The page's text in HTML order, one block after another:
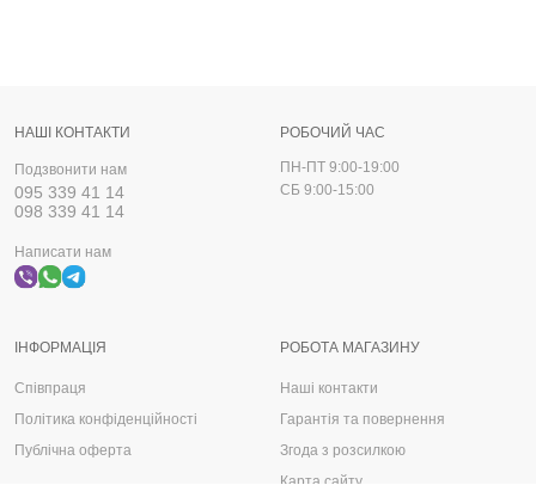
НАШІ КОНТАКТИ
Подзвонити нам
095 339 41 14
098 339 41 14
Написати нам
РОБОТА МАГАЗИНУ
Наші контакти
Гарантія та повернення
Згода з розсилкою
Карта сайту
ІНФОРМАЦІЯ
Співпраця
Політика конфіденційності
Публічна оферта
РОБОЧИЙ ЧАС
ПН-ПТ 9:00-19:00
СБ 9:00-15:00